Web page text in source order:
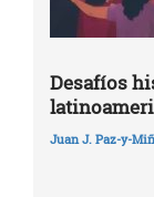
Desafíos
Juan J. Paz-y-